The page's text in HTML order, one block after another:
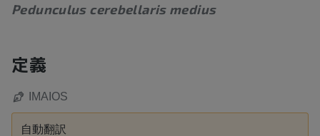
Pedunculus cerebellaris medius
定義
IMAIOS
自動翻訳